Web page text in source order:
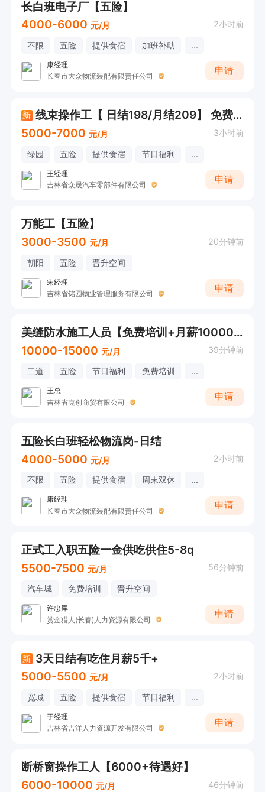
长白班电子厂【五险】
4000-6000 元/月 2小时前
不限 五险 提供食宿 加班补助 ...
康经理
长春市大众物流装配有限责任公司
申请
新
线束操作工【 日结198/月结209】 免费吃住
5000-7000 元/月 3小时前
绿园 五险 提供食宿 节日福利 ...
王经理
吉林省众晟汽车零部件有限公司
申请
万能工【五险】
3000-3500 元/月 20分钟前
朝阳 五险 晋升空间
宋经理
吉林省铭园物业管理服务有限公司
申请
美缝防水施工人员【免费培训+月薪10000+】
10000-15000 元/月 39分钟前
二道 五险 节日福利 免费培训 ...
王总
吉林省克创商贸有限公司
申请
五险长白班轻松物流岗-日结
4000-5000 元/月 2小时前
不限 五险 提供食宿 周末双休 ...
康经理
长春市大众物流装配有限责任公司
申请
正式工入职五险一金供吃供住5-8q
5500-7500 元/月 56分钟前
汽车城 免费培训 晋升空间
许忠库
赏金猎人(长春)人力资源有限公司
申请
新 3天日结有吃住月薪5千+
5000-5500 元/月 2小时前
宽城 五险 提供食宿 节日福利 ...
于经理
吉林省吉洋人力资源开发有限公司
申请
断桥窗操作工人【6000+待遇好】
6000-10000 元/月 46分钟前